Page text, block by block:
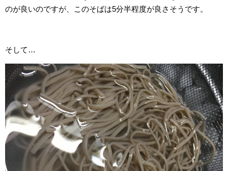
のが良いのですが、このそばは5分半程度が良さそうです。
そして…